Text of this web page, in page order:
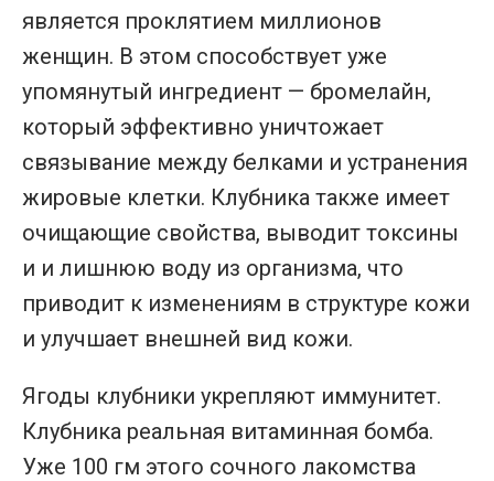
является проклятием миллионов
женщин. В этом способствует уже
упомянутый ингредиент — бромелайн,
который эффективно уничтожает
связывание между белками и устранения
жировые клетки. Клубника также имеет
очищающие свойства, выводит токсины
и и лишнюю воду из организма, что
приводит к изменениям в структуре кожи
и улучшает внешней вид кожи.
Ягоды клубники укрепляют иммунитет.
Клубника реальная витаминная бомба.
Уже 100 гм этого сочного лакомства